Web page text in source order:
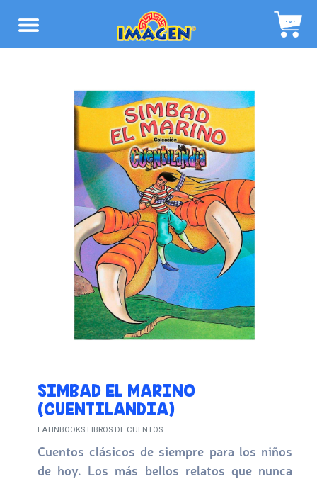
SIMBAD EL MARINO
(CUENTILANDIA)
LATINBOOKS LIBROS DE CUENTOS
Cuentos clásicos de siempre para los niños
de hoy. Los más bellos relatos que nunca